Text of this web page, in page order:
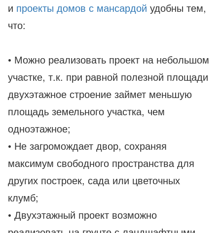
и проекты домов с мансардой удобны тем,
что:
• Можно реализовать проект на небольшом
участке, т.к. при равной полезной площади
двухэтажное строение займет меньшую
площадь земельного участка, чем
одноэтажное;
• Не загромождает двор, сохраняя
максимум свободного пространства для
других построек, сада или цветочных
клумб;
• Двухэтажный проект возможно